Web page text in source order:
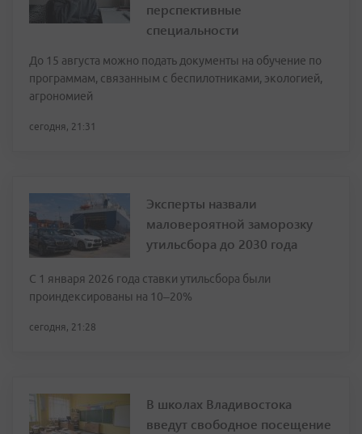
перспективные
специальности
До 15 августа можно подать документы на обучение по
программам, связанным с беспилотниками, экологией,
агрономией
сегодня, 21:31
Эксперты назвали
маловероятной заморозку
утильсбора до 2030 года
С 1 января 2026 года ставки утильсбора были
проиндексированы на 10–20%
сегодня, 21:28
В школах Владивостока
введут свободное посещение